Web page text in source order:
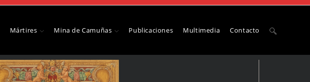
Mártires Mina de Camuñas Publicaciones Multimedia Contacto